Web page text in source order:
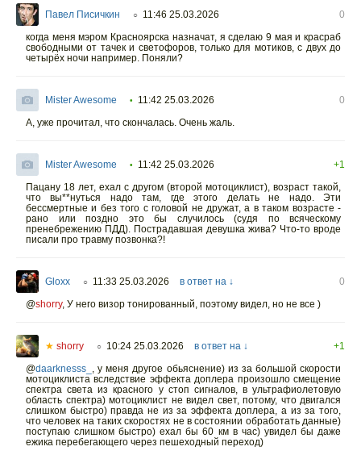
Павел Писичкин ○ 11:46 25.03.2026
0
когда меня мэром Красноярска назначат, я сделаю 9 мая и красраб
свободными от тачек и светофоров, только для мотиков, с двух до
четырёх ночи например. Поняли?
Mister Awesome • 11:42 25.03.2026
0
А, уже прочитал, что скончалась. Очень жаль.
Mister Awesome • 11:42 25.03.2026
+1
Пацану 18 лет, ехал с другом (второй мотоциклист), возраст такой,
что вы**нуться надо там, где этого делать не надо. Эти
бессмертные и без того с головой не дружат, а в таком возрасте -
рано или поздно это бы случилось (судя по всяческому
пренебрежению ПДД). Пострадавшая девушка жива? Что-то вроде
писали про травму позвонка?!
Gloxx ○ 11:33 25.03.2026 в ответ на ↓
0
@shorry, У него визор тонированный, поэтому видел, но не все )
★ shorry ○ 10:24 25.03.2026 в ответ на ↓
+1
@daarknesss_ , у меня другое обьяснение) из за большой скорости
мотоциклиста вследствие эффекта доплера произошло смещение
спектра света из красного у стоп сигналов, в ультрафиолетовую
область спектра) мотоциклист не видел свет, потому, что двигался
слишком быстро) правда не из за эффекта доплера, а из за того,
что человек на таких скоростях не в состоянии обработать данные)
поступаю слишком быстро) ехал бы 60 км в час) увидел бы даже
ежика перебегающего через пешеходный переход)